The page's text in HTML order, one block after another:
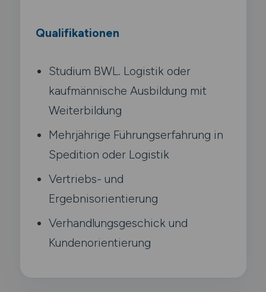
Qualifikationen
Studium BWL. Logistik oder
kaufmännische Ausbildung mit
Weiterbildung
Mehrjährige Führungserfahrung in
Spedition oder Logistik
Vertriebs- und
Ergebnisorientierung
Verhandlungsgeschick und
Kundenorientierung